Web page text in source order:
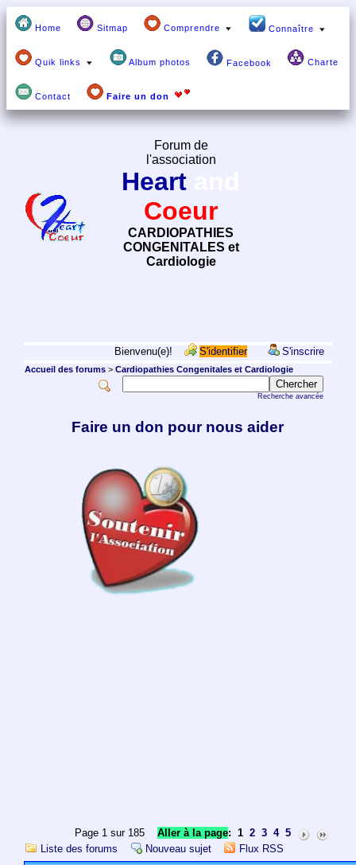
Home Sitmap Comprendre Connaître
Quik links Album photos Facebook Charte
Contact Faire un don
Forum de
l'association
Heart
Coeur
CARDIOPATHIES
CONGENITALES et
Cardiologie
Bienvenu(e)! S'identifier S'inscrire
Accueil des forums> Cardiopathies Congenitales et Cardiologie
Recherche avancée
Faire un don pour nous aider
Page 1 sur 185Aller à la page: 1 2 3 4 5
Liste des forums
Nouveau sujet
Flux RSS